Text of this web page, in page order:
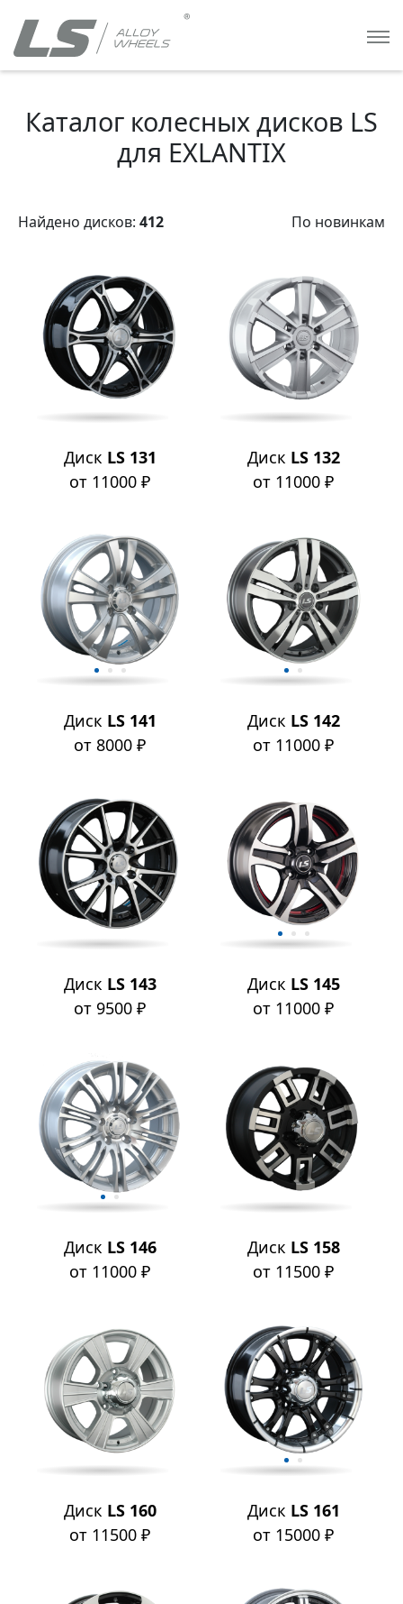
Каталог колесных дисков LS
для EXLANTIX
Найдено дисков: 412 По новинкам
Диск LS 131
от 11000 ₽
Диск LS 132
от 11000 ₽
Диск LS 141
от 8000 ₽
Диск LS 142
от 11000 ₽
Диск LS 143
от 9500 ₽
Диск LS 145
от 11000 ₽
Диск LS 146
от 11000 ₽
Диск LS 158
от 11500 ₽
Диск LS 160
от 11500 ₽
Диск LS 161
от 15000 ₽